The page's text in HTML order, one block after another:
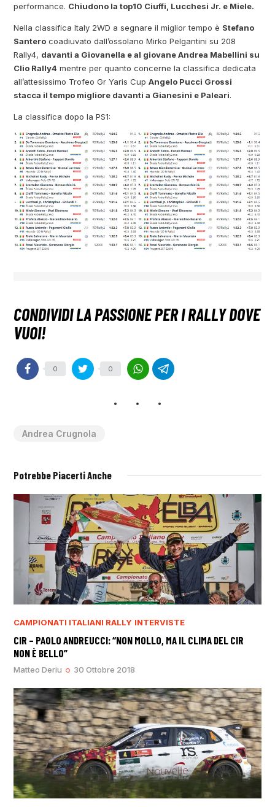
performance. Chiudono la top10 Ciuffi, Lucchesi Jr. e Miele.
Nella classifica Italy 2WD a segnare il miglior tempo è Stefano
Santero coadiuvato dall’ossolano Mirko Pelgantini su 208
Rally4, davanti a Giovanella e al giovane Andrea Mabellini su
Clio Rally4 mentre per quanto concerne la classifica dedicata
all’attesissimo Trofeo Gr Yaris CupAngelo Pucci Grossi
stacca il tempo migliore davanti a Gianesini e Paleari.
La classifica dopo la PS1:
0 0
Andrea Crugnola
Potrebbe Piacerti Anche
CAMPIONATI ITALIANI RALLY INTERVISTE
CIR – PAOLO ANDREUCCI: “NON MOLLO, MA IL CLIMA DEL CIR
NON È BELLO”
Matteo Deriu 30 Ottobre 2018